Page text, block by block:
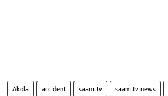
Akola accident saam tv saam tv news